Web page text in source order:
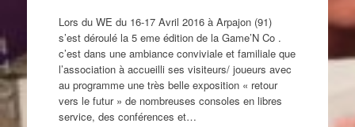
Lors du WE du 16-17 Avril 2016 à Arpajon (91)
s’est déroulé la 5 eme édition de la Game’N Co .
c’est dans une ambiance conviviale et familiale que
l’association à accueilli ses visiteurs/ joueurs avec
au programme une très belle exposition « retour
vers le futur » de nombreuses consoles en libres
service, des conférences et…